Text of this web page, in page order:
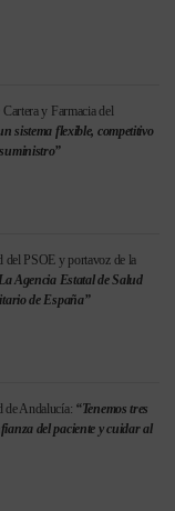
y Farmacia del
sistema flexible, competitivo
del PSOE y portavoz de la
Agencia Estatal de Salud
de España”
de Andalucía: “Tenemos tres
del paciente y cuidar al